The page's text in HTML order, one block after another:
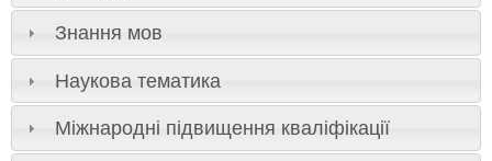
Знання мов
Наукова тематика
Міжнародні підвищення кваліфікації